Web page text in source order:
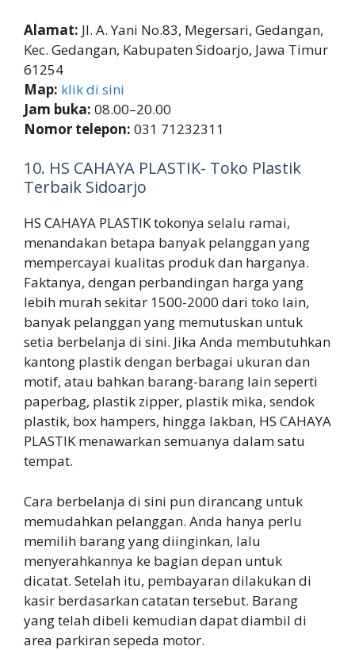
Alamat: Jl. A. Yani No.83, Megersari, Gedangan,
Kec. Gedangan, Kabupaten Sidoarjo, Jawa Timur
61254
Map: klik di sini
Jam buka: 08.00–20.00
Nomor telepon: 031 71232311
10. HS CAHAYA PLASTIK- Toko Plastik
Terbaik Sidoarjo
HS CAHAYA PLASTIK tokonya selalu ramai,
menandakan betapa banyak pelanggan yang
mempercayai kualitas produk dan harganya.
Faktanya, dengan perbandingan harga yang
lebih murah sekitar 1500-2000 dari toko lain,
banyak pelanggan yang memutuskan untuk
setia berbelanja di sini. Jika Anda membutuhkan
kantong plastik dengan berbagai ukuran dan
motif, atau bahkan barang-barang lain seperti
paperbag, plastik zipper, plastik mika, sendok
plastik, box hampers, hingga lakban, HS CAHAYA
PLASTIK menawarkan semuanya dalam satu
tempat.
Cara berbelanja di sini pun dirancang untuk
memudahkan pelanggan. Anda hanya perlu
memilih barang yang diinginkan, lalu
menyerahkannya ke bagian depan untuk
dicatat. Setelah itu, pembayaran dilakukan di
kasir berdasarkan catatan tersebut. Barang
yang telah dibeli kemudian dapat diambil di
area parkiran sepeda motor.